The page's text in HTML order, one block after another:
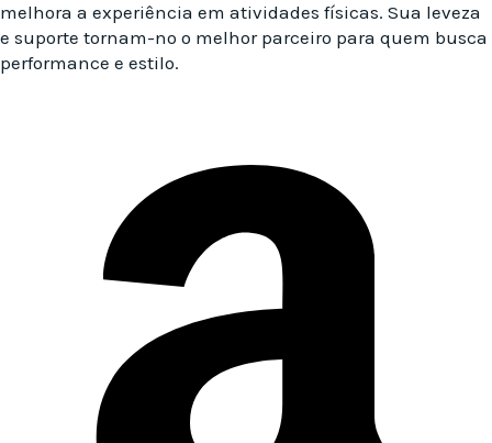
melhora a experiência em atividades físicas. Sua leveza
e suporte tornam-no o melhor parceiro para quem busca
performance e estilo.